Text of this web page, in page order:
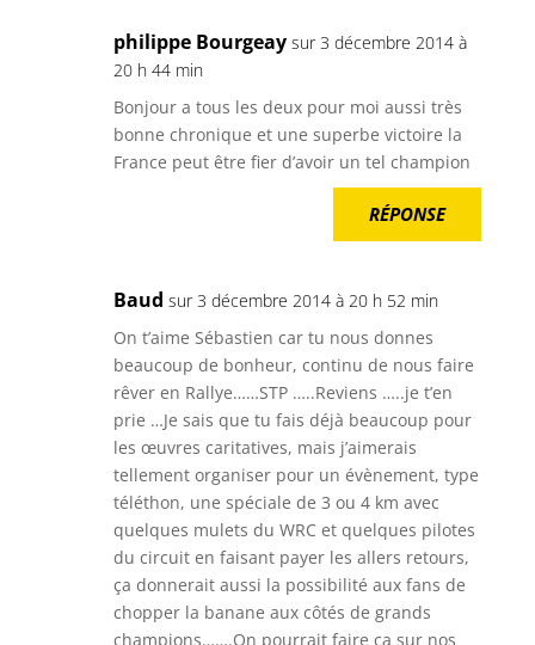
philippe Bourgeay sur 3 décembre 2014 à
20 h 44 min
Bonjour a tous les deux pour moi aussi très
bonne chronique et une superbe victoire la
France peut être fier d’avoir un tel champion
RÉPONSE
Baud sur 3 décembre 2014 à 20 h 52 min
On t’aime Sébastien car tu nous donnes
beaucoup de bonheur, continu de nous faire
rêver en Rallye……STP …..Reviens …..je t’en
prie …Je sais que tu fais déjà beaucoup pour
les œuvres caritatives, mais j’aimerais
tellement organiser pour un évènement, type
téléthon, une spéciale de 3 ou 4 km avec
quelques mulets du WRC et quelques pilotes
du circuit en faisant payer les allers retours,
ça donnerait aussi la possibilité aux fans de
chopper la banane aux côtés de grands
champions…….On pourrait faire ça sur nos